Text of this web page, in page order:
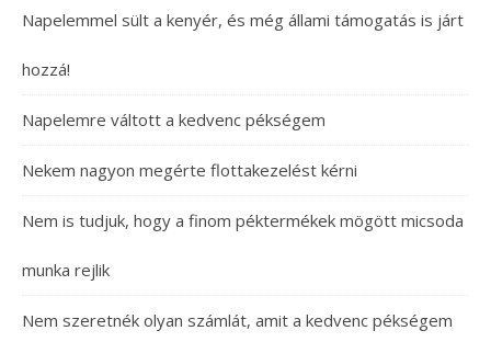
Napelemmel sült a kenyér, és még állami támogatás is járt
hozzá!
Napelemre váltott a kedvenc pékségem
Nekem nagyon megérte flottakezelést kérni
Nem is tudjuk, hogy a finom péktermékek mögött micsoda
munka rejlik
Nem szeretnék olyan számlát, amit a kedvenc pékségem